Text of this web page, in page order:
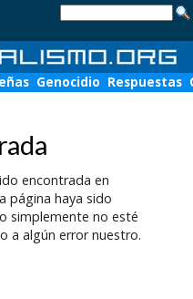
Genocidio Respuestas
encontrada en
página haya sido
simplemente no esté
a algún error nuestro.